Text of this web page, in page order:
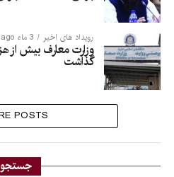
رویداد های اخیر 3 ماه ago
وزارت معارف بیش از
گذاشت
POSTS
جستجو